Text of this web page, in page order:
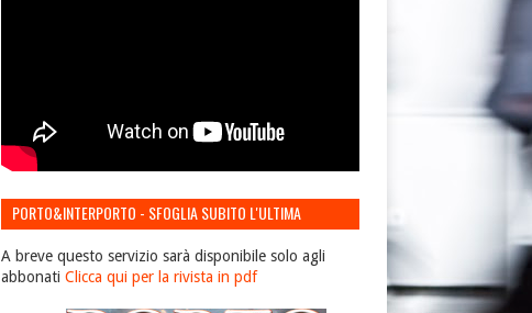
PORTO&INTERPORTO - SFOGLIA SUBITO L'ULTIMA
A breve questo servizio sarà disponibile solo agli
abbonati Clicca qui per la rivista in pdf